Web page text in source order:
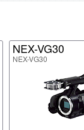
NEX-VG30
NEX-VG30